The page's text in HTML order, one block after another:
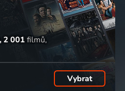
2 001 filmů
Vybrat